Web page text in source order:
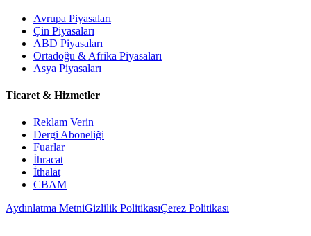
Avrupa Piyasaları
Çin Piyasaları
ABD Piyasaları
Ortadoğu & Afrika Piyasaları
Asya Piyasaları
Ticaret & Hizmetler
Reklam Verin
Dergi Aboneliği
Fuarlar
İhracat
İthalat
CBAM
Aydınlatma MetniGizlilik PolitikasıÇerez Politikası